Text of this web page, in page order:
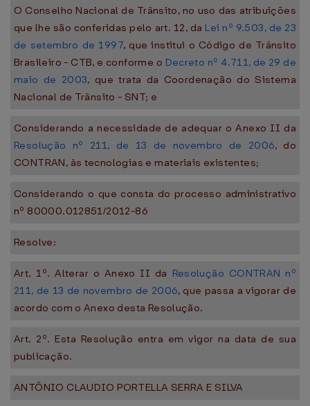
O Conselho Nacional de Trânsito, no uso das atribuições
que lhe são conferidas pelo art. 12, da Lei nº 9.503, de 23
de setembro de 1997, que institui o Código de Trânsito
Brasileiro - CTB, e conforme o Decreto nº 4.711, de 29 de
maio de 2003, que trata da Coordenação do Sistema
Nacional de Trânsito - SNT; e
Considerando a necessidade de adequar o Anexo II da
Resolução nº 211, de 13 de novembro de 2006, do
CONTRAN, às tecnologias e materiais existentes;
Considerando o que consta do processo administrativo
nº 80000.012851/2012-86
Resolve:
Art. 1º. Alterar o Anexo II da Resolução CONTRAN nº
211, de 13 de novembro de 2006, que passa a vigorar de
acordo com o Anexo desta Resolução.
Art. 2º. Esta Resolução entra em vigor na data de sua
publicação.
ANTÔNIO CLAUDIO PORTELLA SERRA E SILVA